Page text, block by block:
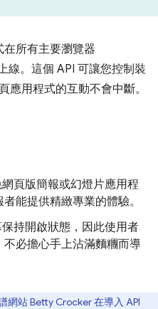
所有主要瀏覽器
線。這個 API 可讓您控制裝
應用程式的互動不會中斷。
頁版簡報或幻燈片應用程
能提供精緻專業的體驗。
持開啟狀態，因此使用者
必擔心手上沾滿麵糰而導
網站 Betty Crocker 在導入 API